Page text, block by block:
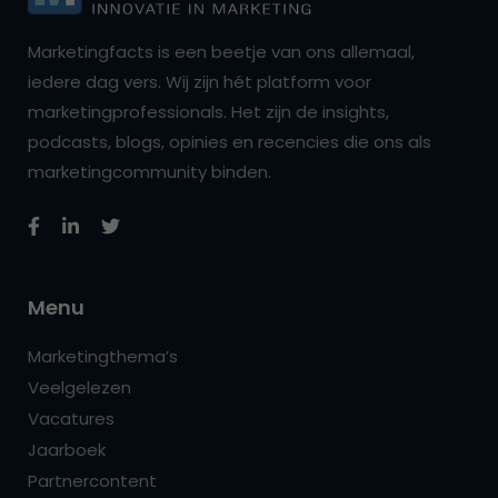
Marketingfacts is een beetje van ons allemaal,
iedere dag vers. Wij zijn hét platform voor
marketingprofessionals. Het zijn de insights,
podcasts, blogs, opinies en recencies die ons als
marketingcommunity binden.
Menu
Marketingthema’s
Veelgelezen
Vacatures
Jaarboek
Partnercontent